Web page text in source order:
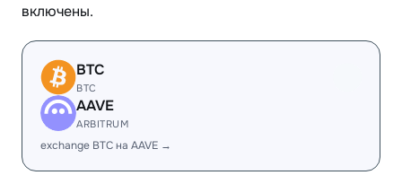
включены.
BTC
BTC
AAVE
ARBITRUM
exchange BTC на AAVE →